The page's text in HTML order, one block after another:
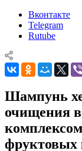
Вконтакте
Telegram
Rutube
Шампунь
очищения
фруктовых